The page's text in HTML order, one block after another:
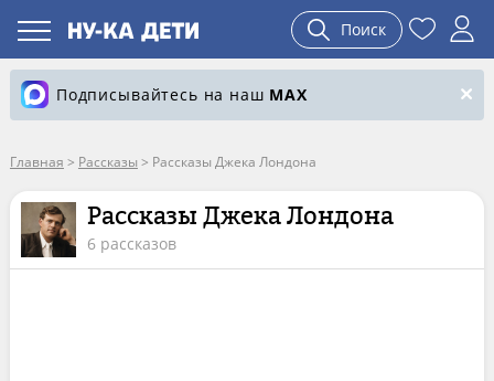
Поиск
Подписывайтесь на наш MAX
Главная > Рассказы > Рассказы Джека Лондона
Рассказы Джека Лондона
6 рассказов